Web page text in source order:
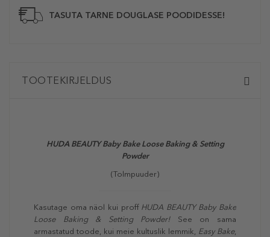
TASUTA TARNE DOUGLASE POODIDESSE!
TOOTEKIRJELDUS
HUDA BEAUTY Baby Bake Loose Baking & Setting
Powder
(Tolmpuuder)
Kasutage oma näol kui proff HUDA BEAUTY Baby Bake
Loose Baking & Setting Powder!See on sama
armastatud toode, kui meie kultuslik lemmik, Easy Bake,